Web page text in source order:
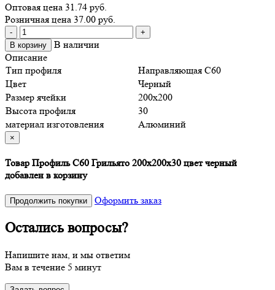
Оптовая цена 31.74 руб.
Розничная цена 37.00 руб.
Количество
товара
Профиль
С60
Грильято
200х200х30
цвет
черный
-
+
В корзину
В наличии
Описание
Тип профиля
Направляющая С60
Цвет
Черный
Размер ячейки
200х200
Высота профиля
30
материал изготовления
Алюминий
×
Товар Профиль С60 Грильято 200х200х30 цвет черный
добавлен в корзину
Продолжить покупки Оформить заказ
Остались вопросы?
Напишите нам, и мы ответим
Вам в течение 5 минут